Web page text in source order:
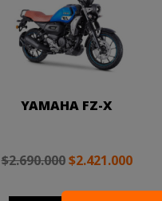
YAMAHA FZ-X
$2.690.000 $2.421.000